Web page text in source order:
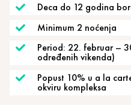
Deca do 12 godina
Minimum 2 noćenja
Period: 22. februar –
određenih vikenda)
Popust 10% u a la
okviru kompleksa